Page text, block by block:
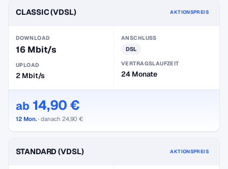
CLASSIC (VDSL) AKTIONSPREIS
DOWNLOAD
16 Mbit/s
UPLOAD
2 Mbit/s
ANSCHLUSS
DSL
VERTRAGSLAUFZEIT
24 Monate
ab 14,90 €
12 Mon.· danach 24,90 €
STANDARD (VDSL) AKTIONSPREIS